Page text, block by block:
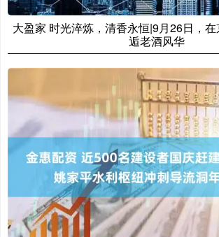
大盈家 时光淬炼，清香永恒|9月26日，在
逅老酒风华